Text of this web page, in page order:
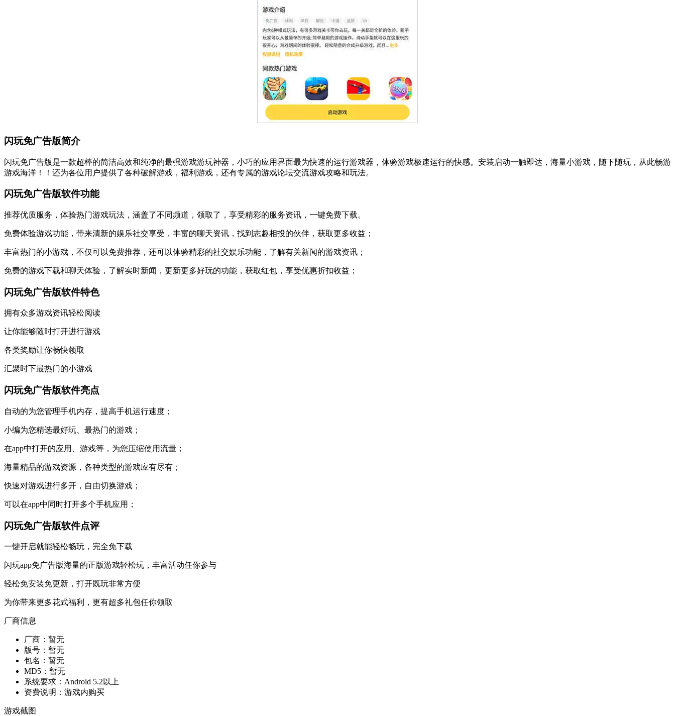
闪玩免广告版简介
闪玩免广告版是一款超棒的简洁高效和纯净的最强游戏游玩神器，小巧的应用界面最为快速的运行游戏器，体验游戏极速运行的快感。安装启动一触即达，海量小游戏，随下随玩，从此畅游
游戏海洋！！还为各位用户提供了各种破解游戏，福利游戏，还有专属的游戏论坛交流游戏攻略和玩法。
闪玩免广告版软件功能
推荐优质服务，体验热门游戏玩法，涵盖了不同频道，领取了，享受精彩的服务资讯，一键免费下载。
免费体验游戏功能，带来清新的娱乐社交享受，丰富的聊天资讯，找到志趣相投的伙伴，获取更多收益；
丰富热门的小游戏，不仅可以免费推荐，还可以体验精彩的社交娱乐功能，了解有关新闻的游戏资讯；
免费的游戏下载和聊天体验，了解实时新闻，更新更多好玩的功能，获取红包，享受优惠折扣收益；
闪玩免广告版软件特色
拥有众多游戏资讯轻松阅读
让你能够随时打开进行游戏
各类奖励让你畅快领取
汇聚时下最热门的小游戏
闪玩免广告版软件亮点
自动的为您管理手机内存，提高手机运行速度；
小编为您精选最好玩、最热门的游戏；
在app中打开的应用、游戏等，为您压缩使用流量；
海量精品的游戏资源，各种类型的游戏应有尽有；
快速对游戏进行多开，自由切换游戏；
可以在app中同时打开多个手机应用；
闪玩免广告版软件点评
一键开启就能轻松畅玩，完全免下载
闪玩app免广告版海量的正版游戏轻松玩，丰富活动任你参与
轻松免安装免更新，打开既玩非常方便
为你带来更多花式福利，更有超多礼包任你领取
厂商信息
厂商： 暂无
版号： 暂无
包名： 暂无
MD5： 暂无
系统要求： Android 5.2以上
资费说明： 游戏内购买
游戏截图